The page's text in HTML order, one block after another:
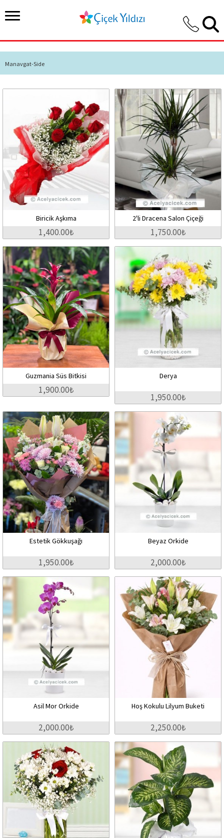
Manavgat-Side
Biricik Aşkıma
1,400.00₺
2'li Dracena Salon Çiçeği
1,750.00₺
Guzmania Süs Bitkisi
1,900.00₺
Derya
1,950.00₺
Estetik Gökkuşağı
1,950.00₺
Beyaz Orkide
2,000.00₺
Asil Mor Orkide
2,000.00₺
Hoş Kokulu Lilyum Buketi
2,250.00₺